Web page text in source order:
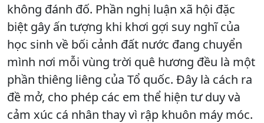
không đánh đố. Phần nghị luận xã hội đặc
biệt gây ấn tượng khi khơi gợi suy nghĩ của
học sinh về bối cảnh đất nước đang chuyển
mình nơi mỗi vùng trời quê hương đều là một
phần thiêng liêng của Tổ quốc. Đây là cách ra
đề mở, cho phép các em thể hiện tư duy và
cảm xúc cá nhân thay vì rập khuôn máy móc.